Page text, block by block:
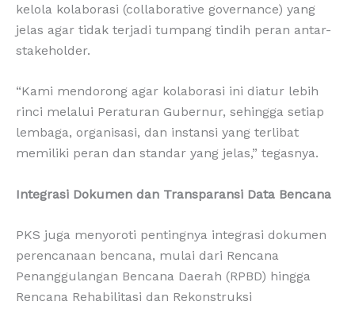
kelola kolaborasi (collaborative governance) yang
jelas agar tidak terjadi tumpang tindih peran antar-
stakeholder.
“Kami mendorong agar kolaborasi ini diatur lebih
rinci melalui Peraturan Gubernur, sehingga setiap
lembaga, organisasi, dan instansi yang terlibat
memiliki peran dan standar yang jelas,” tegasnya.
Integrasi Dokumen dan Transparansi Data Bencana
PKS juga menyoroti pentingnya integrasi dokumen
perencanaan bencana, mulai dari Rencana
Penanggulangan Bencana Daerah (RPBD) hingga
Rencana Rehabilitasi dan Rekonstruksi